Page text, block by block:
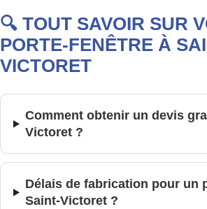
🔍 TOUT SAVOIR SUR
PORTE-FENÊTRE À
VICTORET
Comment obtenir un devis
Victoret ?
Délais de fabrication pour un
Saint-Victoret ?